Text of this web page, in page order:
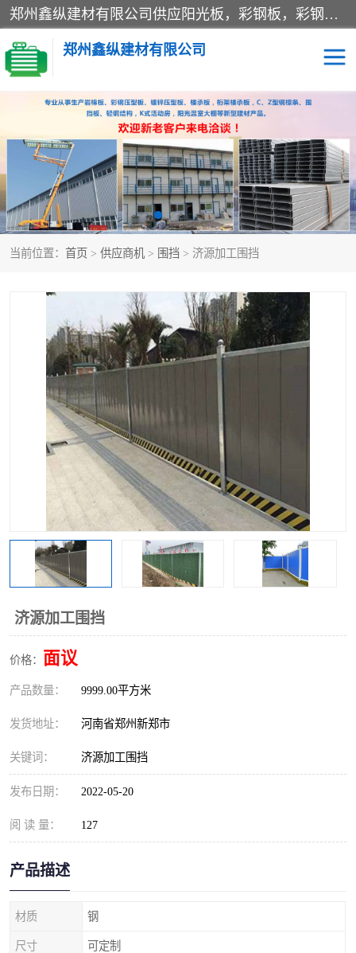
郑州鑫纵建材有限公司供应阳光板，彩钢板，彩钢钢构工程是一家集生产销售租赁安装于一体的企业，主要生产PC采光板，耐力板，仿古琉璃采光板，岩棉板、彩钢压型板、镀锌压型板、桁架楼承板，C、Z型钢檩条、围挡板、轻钢结构，阳光温室大棚等新型建材产品。公司旗下有多台移动式高空压瓦机租赁，承接全国各地业务，专业对外租赁各种型号压瓦机。
郑州鑫纵建材有限公司
当前位置： 首页 > 供应商机 > 围挡 > 济源加工围挡
济源加工围挡
价格： 面议
产品数量： 9999.00平方米
发货地址： 河南省郑州新郑市
关键词： 济源加工围挡
发布日期： 2022-05-20
阅 读 量： 127
产品描述
材质 钢
尺寸 可定制
高空瓦机租赁 ASA合成树脂仿古瓦
CZ型钢 FRP采光板
PC多层板 PC耐力板
建筑围挡 楼层板
新型活动房 压型彩钢板
岩棉板 钢结构配件
围挡
生产加工单板复合围挡 市
政围挡